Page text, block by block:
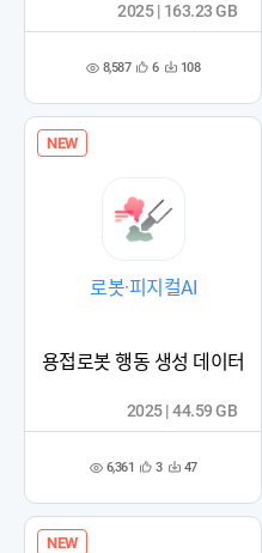
조 8,587 관
록
6 다 108
2025 | 163.23 GB
NEW
로봇·피지컬AI
용접로봇 행동 생성 데이터
조 6,361 관
록
3 다 47
2025 | 44.59 GB
NEW